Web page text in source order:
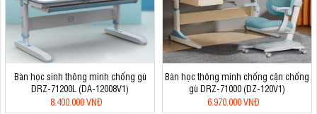
Bàn học sinh thông minh chống gù
DRZ-71200L (DA-12008V1)
8.400.000 VNĐ
Bàn học thông minh chống cận chống
gù DRZ-71000 (DZ-120V1)
6.970.000 VNĐ